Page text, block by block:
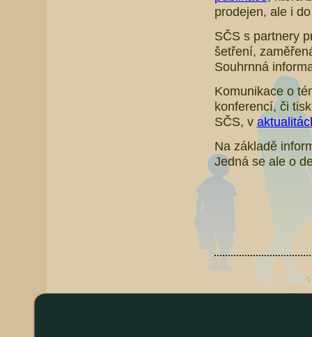
prodejen, ale i
SČS s partnery
šetření,
Souhrnná
Komunikace o
konferencí, či
SČS, v
Na základě
Jedná se ale o